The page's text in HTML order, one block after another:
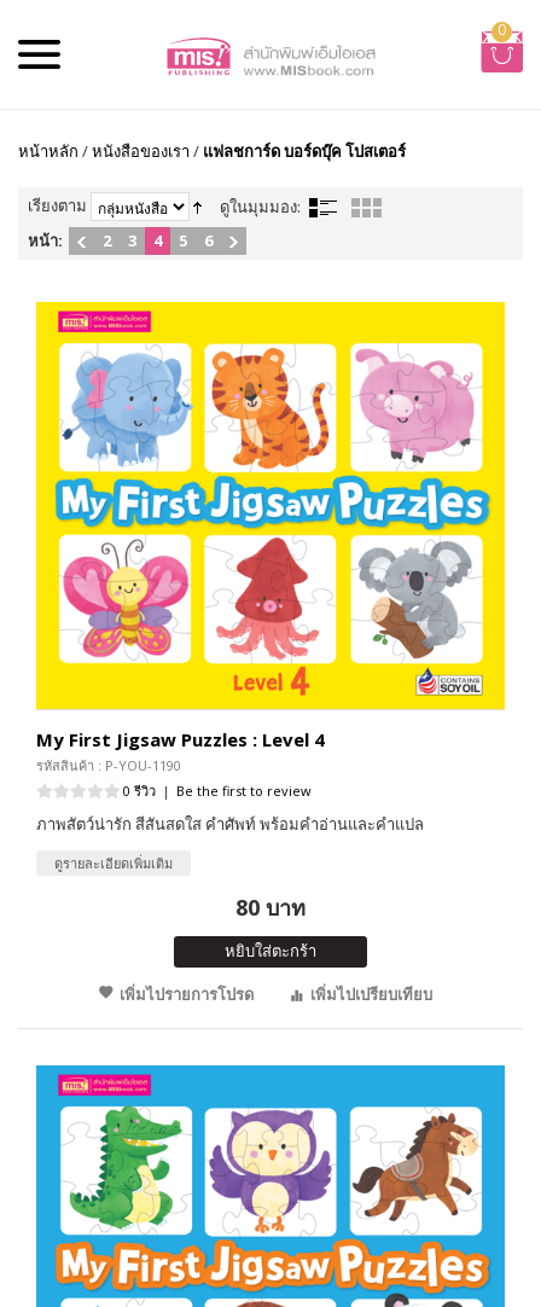
0
หน้าหลัก /หนังสือของเรา / แฟลชการ์ด บอร์ดบุ๊ค โปสเตอร์
เรียงตาม
ดูในมุมมอง:
หน้า:
2 3 4 5 6
My First Jigsaw Puzzles : Level 4
รหัสสินค้า : P-YOU-1190
0 รีวิว | Be the first to review
ภาพสัตว์น่ารัก สีสันสดใส คำศัพท์ พร้อมคำอ่านและคำแปล
ดูรายละเอียดเพิ่มเติม
80 บาท
หยิบใส่ตะกร้า
เพิ่มไปรายการโปรด
เพิ่มไปเปรียบเทียบ